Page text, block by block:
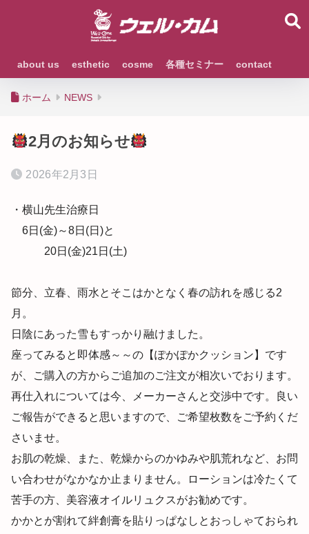
about us esthetic cosme 各種セミナー contact
ホーム NEWS
2月のお知らせ
2026年2月3日
・横山先生治療日
6日(金)～8日(日)と
20日(金)21日(土)
節分、立春、雨水とそこはかとなく春の訪れを感じる2
月。
日陰にあった雪もすっかり融けました。
座ってみると即体感～～の【ぽかぽかクッション】です
が、ご購入の方からご追加のご注文が相次いでおります。
再仕入れについては今、メーカーさんと交渉中です。良い
ご報告ができると思いますので、ご希望枚数をご予約くだ
さいませ。
お肌の乾燥、また、乾燥からのかゆみや肌荒れなど、お問
い合わせがなかなか止まりません。ローションは冷たくて
苦手の方、美容液オイルリュクスがお勧めです。
かかとが割れて絆創膏を貼りっぱなしとおっしゃておられ